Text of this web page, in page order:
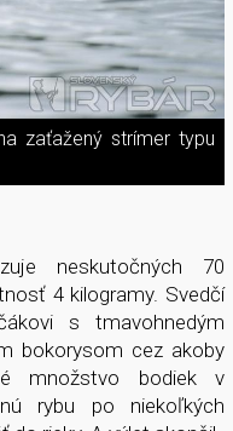
zaťažený strímer typu
neskutočných 70
4 kilogramy. Svedčí
s tmavohnedým
bokorysom cez akoby
množstvo bodiek v
rybu po niekoľkých